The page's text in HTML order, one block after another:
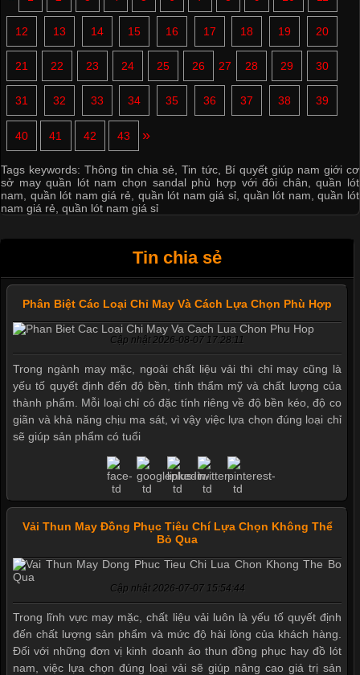
12 13 14 15 16 17 18 19 20
21 22 23 24 25 26 27 28 29 30
31 32 33 34 35 36 37 38 39
40 41 42 43 »
Tags keywords:Thông tin chia sẻ ,Tin tức, Bí quyết giúp nam giới cơ
sở may quần lót nam chọn sandal phù hợp với đôi chân ,quần lót
nam
quần lót nam giá rẻ quần lót nam giá sỉ quần lót nam ,quần lót
nam giá rẻ quần lót nam giá sỉ
Tin chia sẻ
Phân Biệt Các Loại Chỉ May Và Cách Lựa Chọn Phù Hợp
Cập nhật 2026-08-07 17:28:11
Trong ngành may mặc, ngoài chất liệu vải thì chỉ may cũng là
yếu tố quyết định đến độ bền, tính thẩm mỹ và chất lượng của
thành phẩm. Mỗi loại chỉ có đặc tính riêng về độ bền kéo, độ co
giãn và khả năng chịu ma sát, vì vậy việc lựa chọn đúng loại chỉ
sẽ giúp sản phẩm có tuổi
Vải Thun May Đồng Phục Tiêu Chí Lựa Chọn Không Thể
Bỏ Qua
Cập nhật 2026-07-07 15:54:44
Trong lĩnh vực may mặc, chất liệu vải luôn là yếu tố quyết định
đến chất lượng sản phẩm và mức độ hài lòng của khách hàng.
Đối với những đơn vị kinh doanh áo thun đồng phục hay đồ lót
nam, việc lựa chọn đúng loại vải sẽ giúp nâng cao giá trị sản